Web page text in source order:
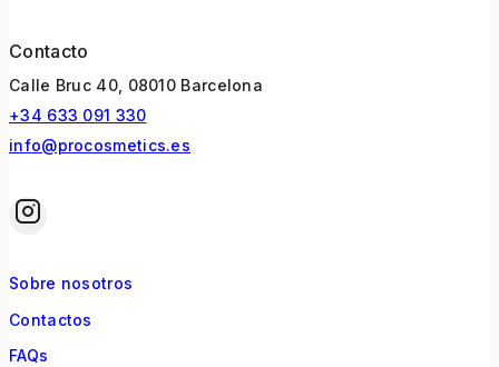
Contacto
Calle Bruc 40, 08010 Barcelona
+34 633 091 330
info@procosmetics.es
Sobre nosotros
Contactos
FAQs